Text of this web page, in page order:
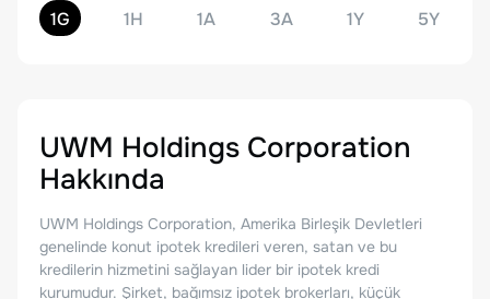
1G 1H 1A 3A 1Y 5Y
UWM Holdings Corporation
Hakkında
UWM Holdings Corporation, Amerika Birleşik Devletleri
genelinde konut ipotek kredileri veren, satan ve bu
kredilerin hizmetini sağlayan lider bir ipotek kredi
kurumudur. Şirket, bağımsız ipotek brokerları, küçük